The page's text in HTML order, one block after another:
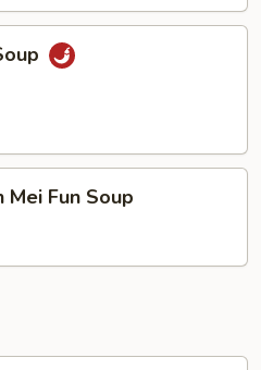
Mei Fun Soup